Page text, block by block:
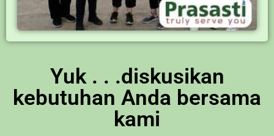
Yuk . . .diskusikan
kebutuhan Anda bersama
kami